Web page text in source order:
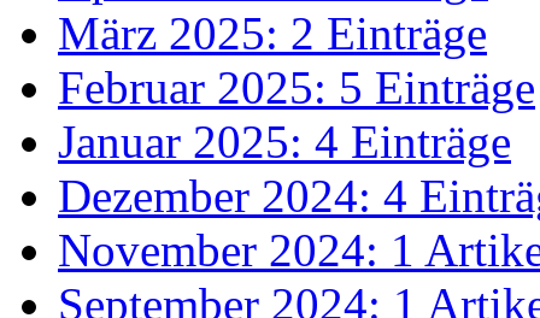
März 2025: 2 Einträge
Februar 2025: 5 Einträge
Januar 2025: 4 Einträge
Dezember 2024: 4
November 2024: 1
September 2024: 1